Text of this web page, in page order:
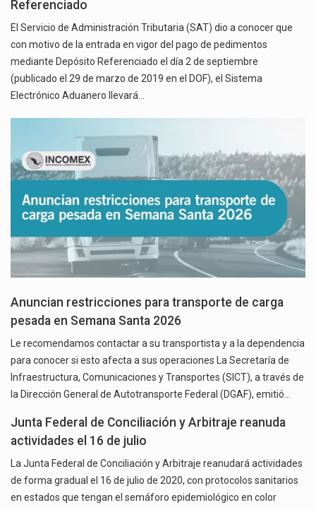
Referenciado
El Servicio de Administración Tributaria (SAT) dio a conocer que
con motivo de la entrada en vigor del pago de pedimentos
mediante Depósito Referenciado el día 2 de septiembre
(publicado el 29 de marzo de 2019 en el DOF), el Sistema
Electrónico Aduanero llevará…
Anuncian restricciones para transporte de carga
pesada en Semana Santa 2026
Le recomendamos contactar a su transportista y a la dependencia
para conocer si esto afecta a sus operaciones La Secretaría de
Infraestructura, Comunicaciones y Transportes (SICT), a través de
la Dirección General de Autotransporte Federal (DGAF), emitió…
Junta Federal de Conciliación y Arbitraje reanuda
actividades el 16 de julio
La Junta Federal de Conciliación y Arbitraje reanudará actividades
de forma gradual el 16 de julio de 2020, con protocolos sanitarios
en estados que tengan el semáforo epidemiológico en color